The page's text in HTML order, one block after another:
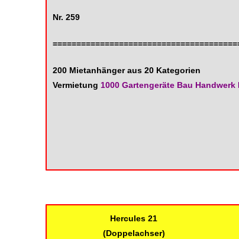
Nr. 259
200 Mietanhänger aus 20 Kategorien
Vermietung 1000 Gartengeräte Bau Handwerk
Hercules 21
(Doppelachser)